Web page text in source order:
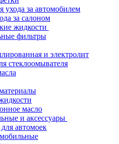
ухода за автомобилем
за салоном
жидкости
фильтры
и электролит
стеклоомывателя
масло
и аксессуары
автомоек